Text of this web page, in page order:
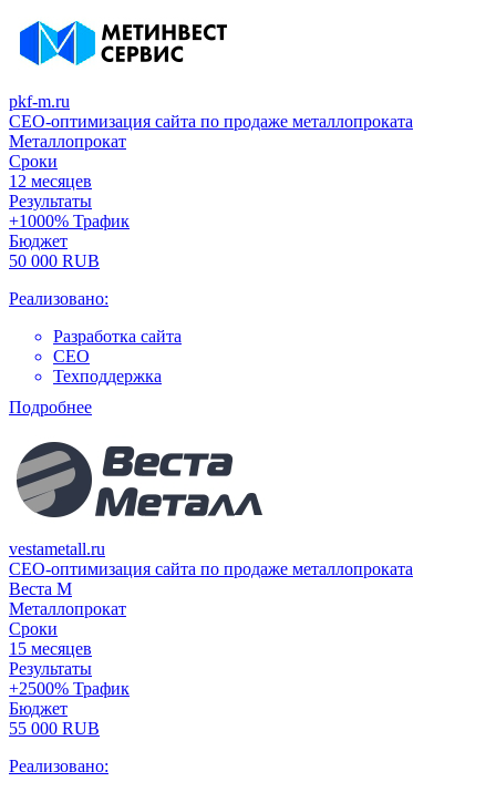
pkf-m.ru
СЕО-оптимизация сайта по продаже металлопроката
Металлопрокат
Сроки
12 месяцев
Результаты
+1000% Трафик
Бюджет
50 000 RUB
Реализовано:
Разработка сайта
СЕО
Техподдержка
Подробнее
vestametall.ru
СЕО-оптимизация сайта по продаже металлопроката
Веста М
Металлопрокат
Сроки
15 месяцев
Результаты
+2500% Трафик
Бюджет
55 000 RUB
Реализовано: